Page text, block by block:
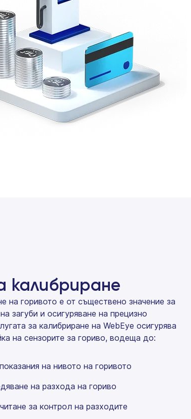
калибриране
на горивото е от съществено значение за
загуби и осигуряване на прецизно
за калибриране на WebEye осигурява
на сензорите за гориво, водеща до:
на нивото на горивото
на разхода на гориво
за контрол на разходите